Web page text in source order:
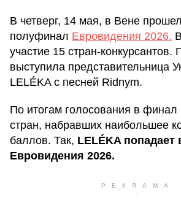
В четверг, 14 мая, в Вене
полуфинал Евровидения 2026.
участие 15 стран-
выступила представительница
LELÉKA с песней Ridnym.
По итогам голосования в
стран, набравших наибольшее
баллов. Так, LELÉKA
Евровидения 2026.